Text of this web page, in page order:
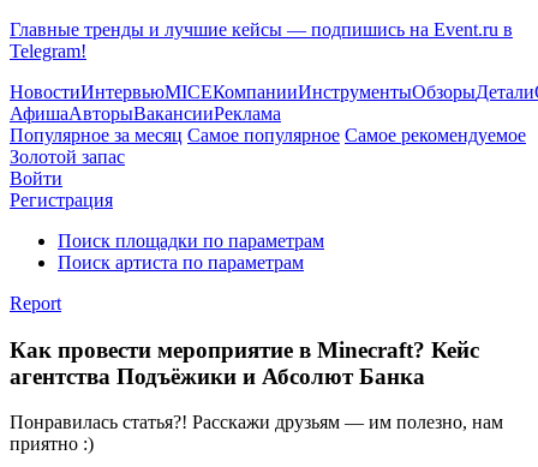
Главные тренды и лучшие кейсы — подпишись на Event.ru в
Telegram!
НовостиИнтервьюMICEКомпанииИнструментыОбзорыДетали
АфишаАвторыВакансииРеклама
Популярное за месяц Самое популярное Самое рекомендуемое
Золотой запас
Войти
Регистрация
Поиск площадки по параметрам
Поиск артиста по параметрам
Report
Как провести мероприятие в Minecraft? Кейс
агентства Подъёжики и Абсолют Банка
Понравилась статья?! Расскажи друзьям — им полезно, нам
приятно :)